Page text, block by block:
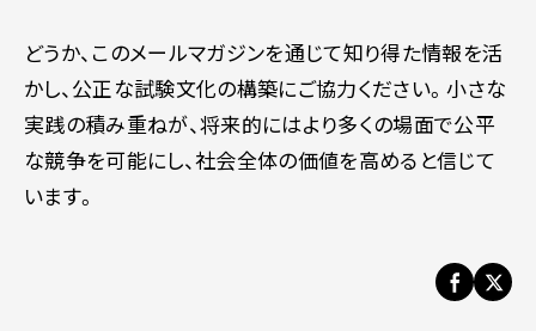
どうか、このメールマガジンを通じて知り得た情報を活
かし、公正な試験文化の構築にご協力ください。小さな
実践の積み重ねが、将来的にはより多くの場面で公平
な競争を可能にし、社会全体の価値を高めると信じて
います。